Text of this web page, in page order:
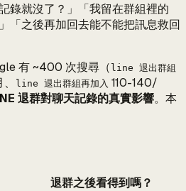
錄就沒了？」「我留在群組裡的
「之後再加回去能不能把訊息救回
有 ~400 次搜尋（ line 退出群組
line 退出群組再加入 110-140/
退群對聊天記錄的真實影響。本
退群之後看得到嗎？